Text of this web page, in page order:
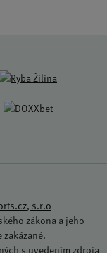
s.r.o
zákona a jeho
s uvedením zdroja